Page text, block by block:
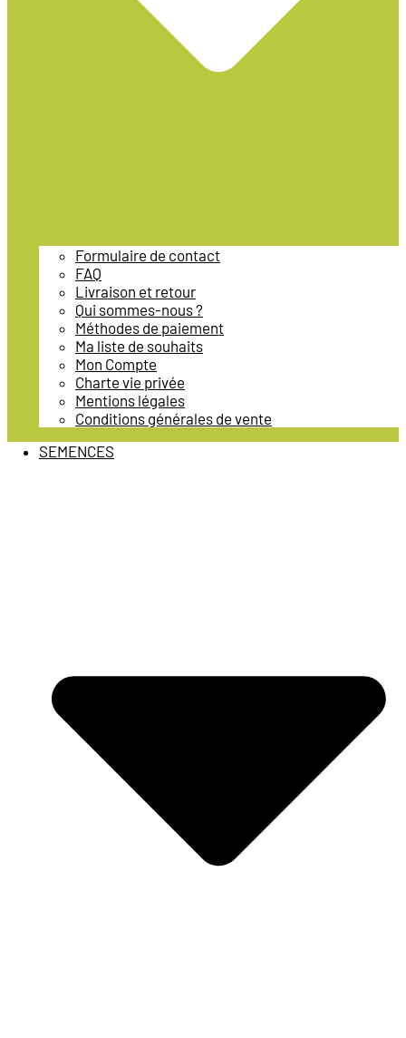
Formulaire de contact
FAQ
Livraison et retour
Qui sommes-nous ?
Méthodes de paiement
Ma liste de souhaits
Mon Compte
Charte vie privée
Mentions légales
Conditions générales de vente
SEMENCES